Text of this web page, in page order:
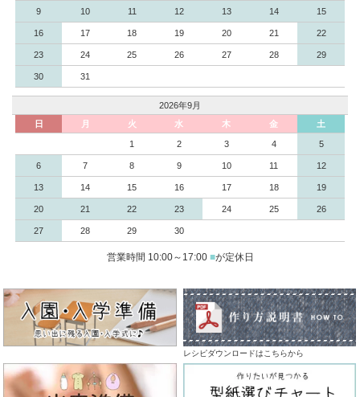
9 10 11 12 13 14 15
16 17 18 19 20 21 22
23 24 25 26 27 28 29
30 31
2026年9月
日
月 火 水 木 金 土
1 2 3 4 5
6 7 8 9 10 11 12
13 14 15 16 17 18 19
20 21 22 23 24 25 26
27 28 29 30
営業時間 10:00～17:00 ■が定休日
レシピダウンロードはこちらから